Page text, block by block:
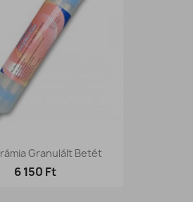
Granulált Betét
6 150 Ft